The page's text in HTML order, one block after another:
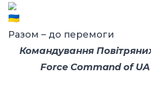
Разом – до перемоги
Командування
Force Command of